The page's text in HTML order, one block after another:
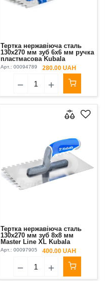
Тертка нержавіюча сталь
130х270 мм зуб 6х6 мм ручка
пластмасова Kubala
Арт.: 00094789 280.00 UAH
Тертка нержавіюча сталь
130х270 мм зуб 8х8 мм
Master Line XL Kubala
Арт.: 00097905 400.00 UAH